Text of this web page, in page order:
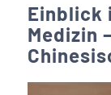
Einblick
Medizin